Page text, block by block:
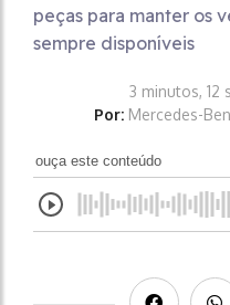
peças para manter os
sempre disponíveis
3 minutos, 12
Por: Mercedes-
ouça este conteúdo